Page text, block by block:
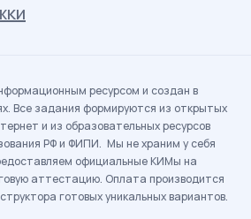
ресурсом и создан в
Все задания формируются из открытых
и из образовательных ресурсов
РФ и ФИПИ. Мы не храним у себя
официальные КИМы на
аттестацию. Оплата производится
готовых уникальных вариантов.